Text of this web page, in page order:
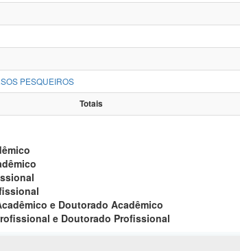
PESQUEIROS
Totais
e Doutorado Acadêmico
e Doutorado Profissional